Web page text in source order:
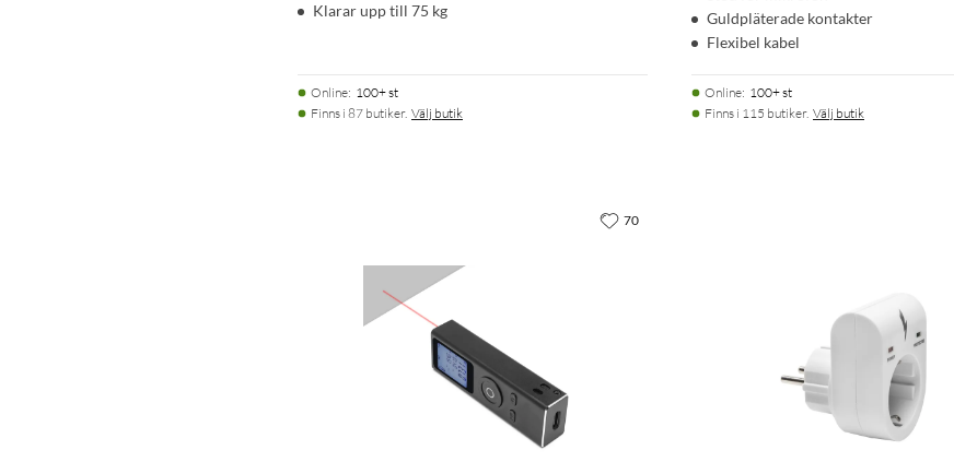
Klarar upp till 75 kg
Online: 100+ st
Finns i 87 butiker. Välj butik
Guldpläterade kontakter
Flexibel kabel
Online: 100+ st
Finns i 115 butiker. Välj butik
70